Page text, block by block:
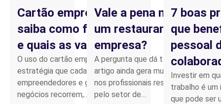
Cartão empresarial:
saiba como funciona
e quais as vantagens
O uso do cartão empresarial é uma
estratégia que cada vez mais
empreendedores e gestores de
negócios recorrem,…
Vale a pena manter
um restaurante na
empresa?
A pergunta que dá título a este
artigo ainda gera muitas dúvidas
nos profissionais responsáveis
pelo setor de…
7 boas
que
pessoal
Investir em
trabalho é
que pode ser